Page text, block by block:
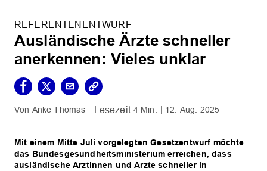
REFERENTENENTWURF
Ausländische Ärzte schneller
anerkennen: Vieles unklar
Anke Thomas 4 Min. 12. Aug. 2025
Mit einem Mitte Juli vorgelegten Gesetzentwurf möchte
das Bundesgesundheitsministerium erreichen, dass
ausländische Ärztinnen und Ärzte schneller in